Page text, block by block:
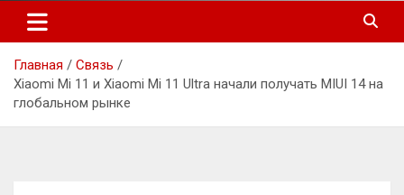
Главная
Связь
Xiaomi Mi 11 и Xiaomi Mi 11 Ultra начали получать MIUI 14 на
глобальном рынке